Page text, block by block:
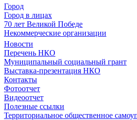
Город
Город в лицах
70 лет Великой Победе
Некоммерческие организации
Новости
Перечень НКО
Муниципальный социальный грант
Выставка-презентация НКО
Контакты
Фотоотчет
Видеоотчет
Полезные ссылки
Территориальное общественное